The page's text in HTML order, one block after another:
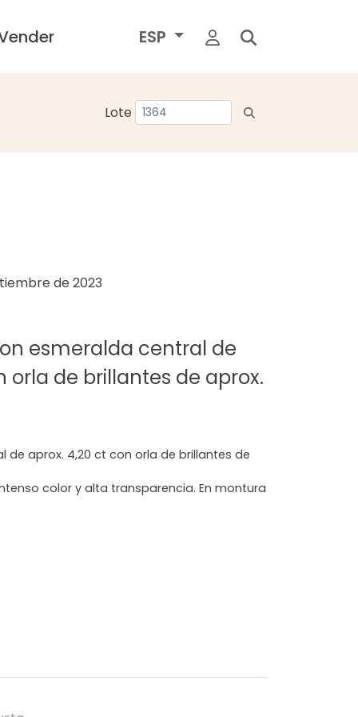
ESP
Lote
de 2023
esmeralda central de
orla de brillantes de aprox.
de aprox. 4,20 ct con orla de brillantes de
color y alta transparencia. En montura